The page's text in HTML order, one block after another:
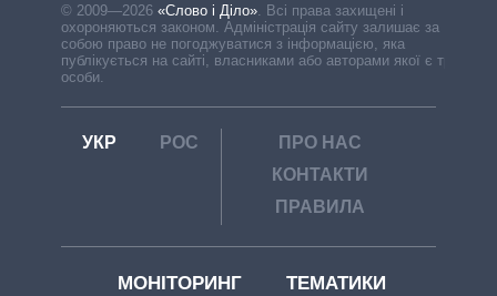
© 2009—2026 «Слово і Діло» Всі права захищені і
охороняються законом. Адміністрація сайту залишає за
собою право не погоджуватися з інформацією, яка
публікується на сайті, власниками або авторами якої є треті
особи.
УКР РОС
ПРО НАС
КОНТАКТИ
ПРАВИЛА
МОНІТОРИНГ ТЕМАТИКИ